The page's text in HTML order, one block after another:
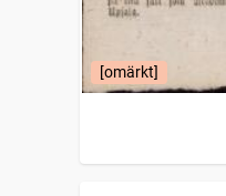
[omärkt]